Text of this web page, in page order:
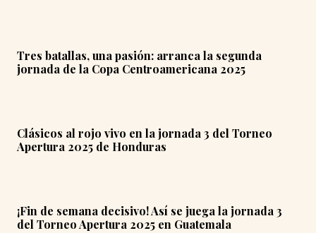
Tres batallas, una pasión: arranca la segunda
jornada de la Copa Centroamericana 2025
Clásicos al rojo vivo en la jornada 3 del Torneo
Apertura 2025 de Honduras
¡Fin de semana decisivo! Así se juega la jornada 3
del Torneo Apertura 2025 en Guatemala